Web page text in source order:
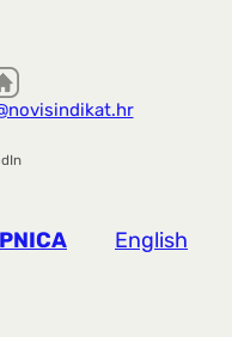
English